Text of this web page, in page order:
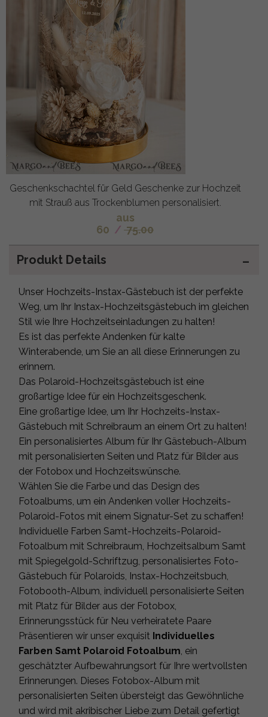
Geschenkschachtel für Geld Geschenke zur Hochzeit
mit Strauß aus Trockenblumen personalisiert.
aus
60 / 75.00
Produkt Details
Unser Hochzeits-Instax-Gästebuch ist der perfekte
Weg, um Ihr Instax-Hochzeitsgästebuch im gleichen
Stil wie Ihre Hochzeitseinladungen zu halten!
Es ist das perfekte Andenken für kalte
Winterabende, um Sie an all diese Erinnerungen zu
erinnern.
Das Polaroid-Hochzeitsgästebuch ist eine
großartige Idee für ein Hochzeitsgeschenk.
Eine großartige Idee, um Ihr Hochzeits-Instax-
Gästebuch mit Schreibraum an einem Ort zu halten!
Ein personalisiertes Album für Ihr Gästebuch-Album
mit personalisierten Seiten und Platz für Bilder aus
der Fotobox und Hochzeitswünsche.
Wählen Sie die Farbe und das Design des
Fotoalbums, um ein Andenken voller Hochzeits-
Polaroid-Fotos mit einem Signatur-Set zu schaffen!
Individuelle Farben Samt-Hochzeits-Polaroid-
Fotoalbum mit Schreibraum, Hochzeitsalbum Samt
mit Spiegelgold-Schriftzug, personalisiertes Foto-
Gästebuch für Polaroids, Instax-Hochzeitsbuch,
Fotobooth-Album, individuell personalisierte Seiten
mit Platz für Bilder aus der Fotobox,
Erinnerungsstück für Neu verheiratete Paare
Präsentieren wir unser exquisit Individuelles
Farben Samt Polaroid Fotoalbum , ein
geschätzter Aufbewahrungsort für Ihre wertvollsten
Erinnerungen. Dieses Fotobox-Album mit
personalisierten Seiten übersteigt das Gewöhnliche
und wird mit akribischer Liebe zum Detail gefertigt